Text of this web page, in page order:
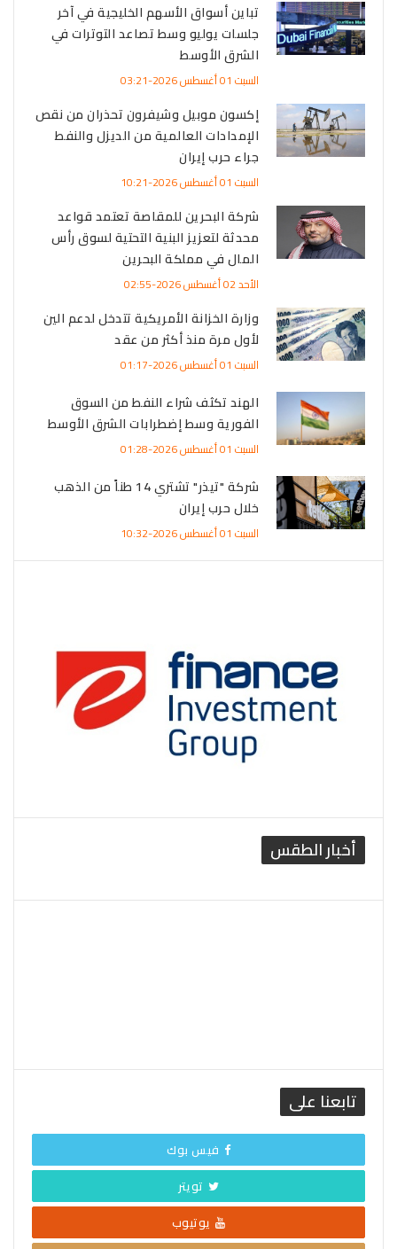
تباين أسواق الأسهم الخليجية في آخر
جلسات يوليو وسط تصاعد التوترات في
الشرق الأوسط
السبت 01 أغسطس 2026-03:21
إكسون موبيل وشيفرون تحذران من نقص
الإمدادات العالمية من الديزل والنفط
جراء حرب إيران
السبت 01 أغسطس 2026-10:21
شركة البحرين للمقاصة تعتمد قواعد
محدثة لتعزيز البنية التحتية لسوق رأس
المال في مملكة البحرين
الأحد 02 أغسطس 2026-02:55
وزارة الخزانة الأمريكية تتدخل لدعم الين
لأول مرة منذ أكثر من عقد
السبت 01 أغسطس 2026-01:17
الهند تكثف شراء النفط من السوق
الفورية وسط إضطرابات الشرق الأوسط
السبت 01 أغسطس 2026-01:28
شركة "تيذر" تشتري 14 طناً من الذهب
خلال حرب إيران
السبت 01 أغسطس 2026-10:32
أخبار الطقس
تابعنا على
فيس بوك
تويتر
يوتيوب